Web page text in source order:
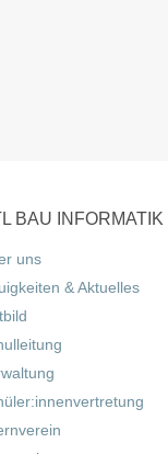
BAU INFORMATIK
uns
& Aktuelles